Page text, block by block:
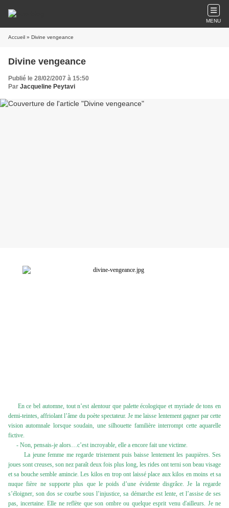
MENU
Accueil » Divine vengeance
Divine vengeance
Publié le 28/02/2007 à 15:50
Par Jacqueline Peytavi
En ce bel automne, tout n’est alentour que palette écologique et myriade de tons en
demi-teintes, affriolant l’âme du poète spectateur. Je me laisse lentement gagner par cette
vision automnale lorsque soudain, une silhouette familière interrompt cette aquarelle
fictive.
- Non, pensais-je alors…c’est incroyable, elle a encore fait une victime.
La jeune femme me regarde tristement puis baisse lentement les paupières. Ses
joues sont creuses, son nez paraît deux fois plus long, les rides ont terni son beau visage
et sa bouche semble amincie. Les kilos en trop ont laissé place aux kilos en moins et sa
nuque fière ne supporte plus que le poids d’une évidente disgrâce. Je la regarde
s’éloigner, son dos se courbe sous l’injustice, sa démarche est lente, et l’assise de ses
pas, incertaine. Elle ne reflète que son ombre ou quelque esprit venu d'ailleurs. Je ne